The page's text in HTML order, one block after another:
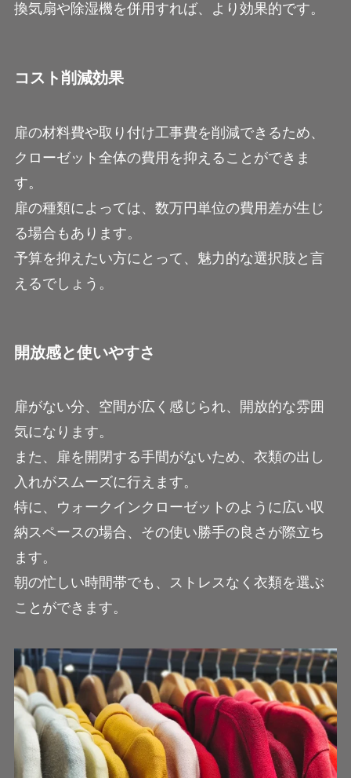
換気扇や除湿機を併用すれば、より効果的です。
コスト削減効果
扉の材料費や取り付け工事費を削減できるため、
クローゼット全体の費用を抑えることができま
す。
扉の種類によっては、数万円単位の費用差が生じ
る場合もあります。
予算を抑えたい方にとって、魅力的な選択肢と言
えるでしょう。
開放感と使いやすさ
扉がない分、空間が広く感じられ、開放的な雰囲
気になります。
また、扉を開閉する手間がないため、衣類の出し
入れがスムーズに行えます。
特に、ウォークインクローゼットのように広い収
納スペースの場合、その使い勝手の良さが際立ち
ます。
朝の忙しい時間帯でも、ストレスなく衣類を選ぶ
ことができます。